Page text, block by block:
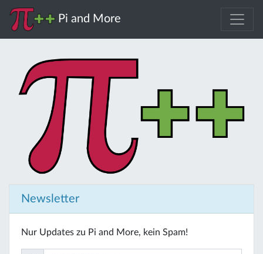
Pi and More
Newsletter
Nur Updates zu Pi and More, kein Spam!